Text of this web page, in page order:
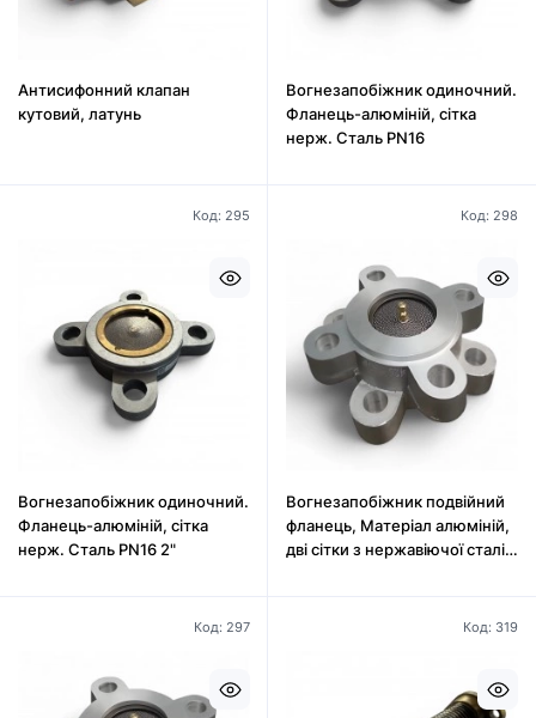
Антисифонний клапан
кутовий, латунь
Вогнезапобіжник одиночний.
Фланець-алюміній, сітка
нерж. Сталь PN16
Код: 295
Вогнезапобіжник одиночний.
Фланець-алюміній, сітка
нерж. Сталь PN16 2"
Код: 298
Вогнезапобіжник подвійний
фланець, Матеріал алюміній,
дві сітки з нержавіючої сталі
Код: 297 Код: 319